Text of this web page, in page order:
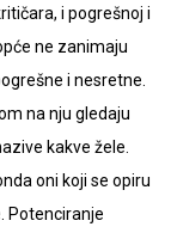
i pogrešnoj i
ne zanimaju
i nesretne.
na nju gledaju
kakve žele.
oni koji se opiru
Potenciranje